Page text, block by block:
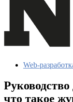
Web-
что такое